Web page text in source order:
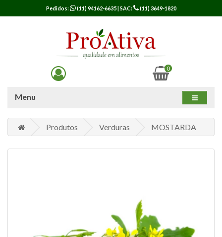
Pedidos: (11) 94162-6635| SAC: (11) 3649-1820
0
Menu
Produtos Verduras MOSTARDA